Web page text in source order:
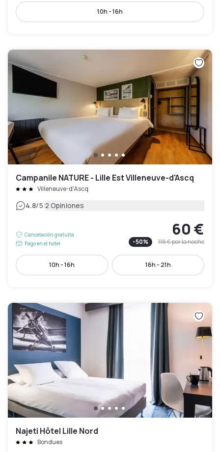
10h - 16h
Campanile NATURE - Lille Est Villeneuve-d'Ascq
Villeneuve-d'Ascq
4.8/5|2 Opiniones
Cancelación gratuita
Pago en el hotel
60 €
-50% 118 €por la noche
10h - 16h 16h - 21h
Najeti Hôtel Lille Nord
Bondues